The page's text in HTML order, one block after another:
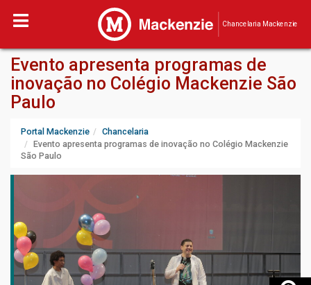
Chancelaria Mackenzie
Evento apresenta programas de
inovação no Colégio Mackenzie São
Paulo
Portal Mackenzie
Chancelaria
Evento apresenta programas de inovação no Colégio Mackenzie
São Paulo